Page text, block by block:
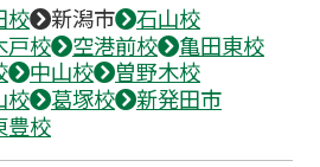
校 新潟市
石山校
戸校 空港前校
亀田東校
中山校
曽野木校
校 葛塚校
新発田市
豊校